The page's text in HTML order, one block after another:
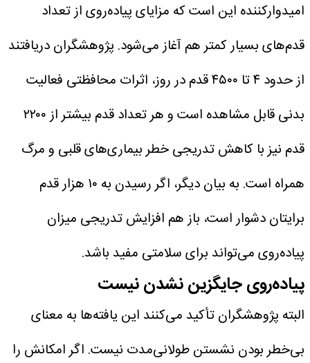
امیدوارکننده این است که مزایای پیاده‌روی از تعداد
قدم‌های بسیار کمتر هم آغاز می‌شود. پژوهشگران دریافتند
از حدود ۴ تا ۴۵۰۰ قدم در روز، اثرات محافظتی فعالیت
بدنی قابل مشاهده است و هر تعداد قدم بیشتر از ۲۲۰۰
قدم نیز با کاهش تدریجی خطر بیماری‌های قلبی و مرگ
همراه است.
به بیان دیگر، اگر رسیدن به ۱۰ هزار قدم
برایتان دشوار است، باز هم افزایش تدریجی میزان
پیاده‌روی می‌تواند برای سلامتی مفید باشد.
پیاده‌روی جایگزین نشدن نیست
البته پژوهشگران تأکید می‌کنند این یافته‌ها به معنای
بی‌خطر بودن نشستن طولانی‌مدت نیست. اگر امکانش را